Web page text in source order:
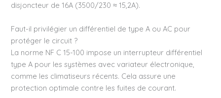
disjoncteur de 16A (3500/230 ≈ 15,2A).
Faut-il privilégier un différentiel de type A ou AC pour
protéger le circuit ?
La norme NF C 15-100 impose un interrupteur différentiel
type A pour les systèmes avec variateur électronique,
comme les climatiseurs récents. Cela assure une
protection optimale contre les fuites de courant.